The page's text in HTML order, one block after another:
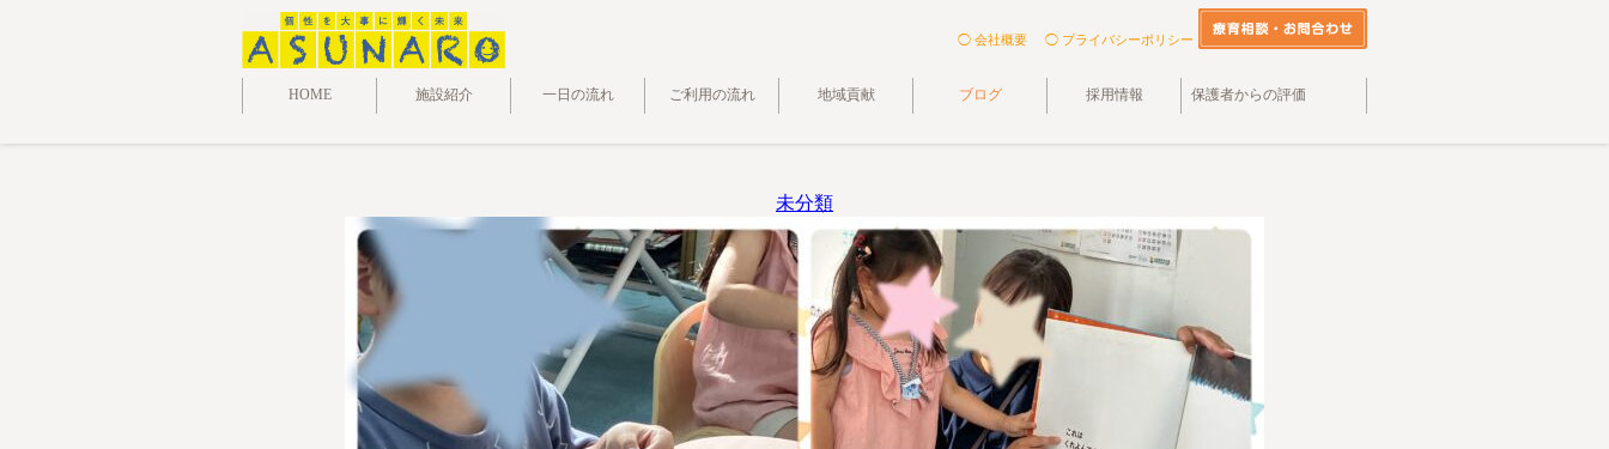
◯ 会社概要 ◯ プライバシーポリシー
HOME 施設紹介 一日の流れ ご利用の流れ 地域貢献 ブログ 採用情報 保護者からの評価
未分類